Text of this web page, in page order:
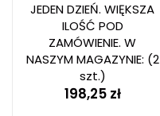
JEDEN DZIEŃ. WIĘKSZA
ILOŚĆ POD
ZAMÓWIENIE. W
NASZYM MAGAZYNIE: (2
szt.)
198,25 zł